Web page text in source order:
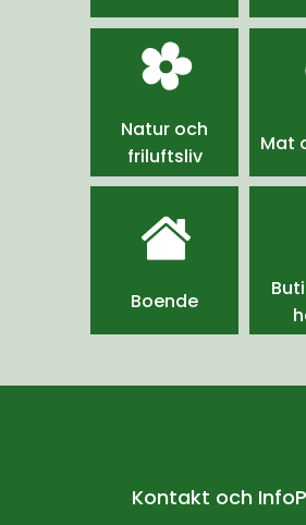
Natur och
friluftsliv
Mat
Boende
Kontakt och